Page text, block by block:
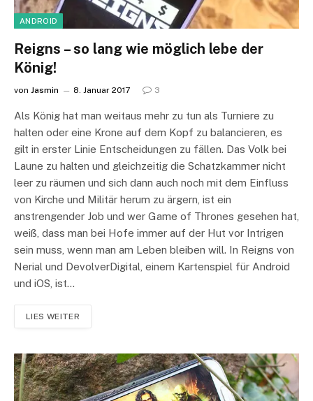
ANDROID
Reigns – so lang wie möglich lebe der
König!
von Jasmin 8. Januar 2017 3
Als König hat man weitaus mehr zu tun als Turniere zu
halten oder eine Krone auf dem Kopf zu balancieren, es
gilt in erster Linie Entscheidungen zu fällen. Das Volk bei
Laune zu halten und gleichzeitig die Schatzkammer nicht
leer zu räumen und sich dann auch noch mit dem Einfluss
von Kirche und Militär herum zu ärgern, ist ein
anstrengender Job und wer Game of Thrones gesehen hat,
weiß, dass man bei Hofe immer auf der Hut vor Intrigen
sein muss, wenn man am Leben bleiben will. In Reigns von
Nerial und DevolverDigital, einem Kartenspiel für Android
und iOS, ist…
LIES WEITER